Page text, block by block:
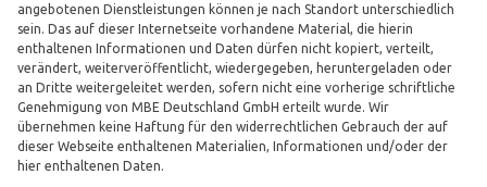
angebotenen Dienstleistungen können je nach Standort unterschiedlich
sein. Das auf dieser Internetseite vorhandene Material, die hierin
enthaltenen Informationen und Daten dürfen nicht kopiert, verteilt,
verändert, weiterveröffentlicht, wiedergegeben, heruntergeladen oder
an Dritte weitergeleitet werden, sofern nicht eine vorherige schriftliche
Genehmigung von MBE Deutschland GmbH erteilt wurde. Wir
übernehmen keine Haftung für den widerrechtlichen Gebrauch der auf
dieser Webseite enthaltenen Materialien, Informationen und/oder der
hier enthaltenen Daten.